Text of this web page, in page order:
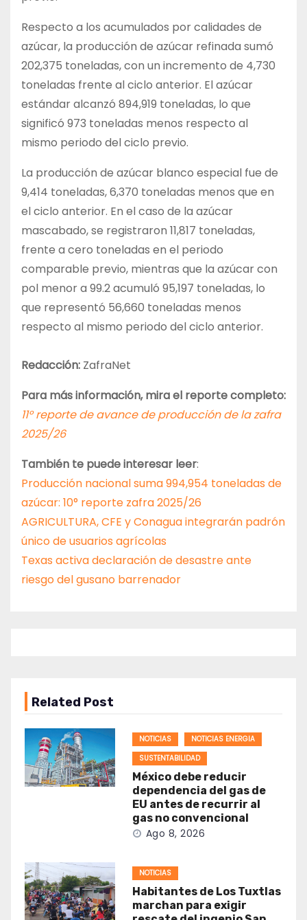
Respecto a los acumulados por calidades de
azúcar, la producción de azúcar refinada sumó
202,375 toneladas, con un incremento de 4,730
toneladas frente al ciclo anterior. El azúcar
estándar alcanzó 894,919 toneladas, lo que
significó 973 toneladas menos respecto al
mismo periodo del ciclo previo.
La producción de azúcar blanco especial fue de
9,414 toneladas, 6,370 toneladas menos que en
el ciclo anterior. En el caso de la azúcar
mascabado, se registraron 11,817 toneladas,
frente a cero toneladas en el periodo
comparable previo, mientras que la azúcar con
pol menor a 99.2 acumuló 95,197 toneladas, lo
que representó 56,660 toneladas menos
respecto al mismo periodo del ciclo anterior.
Redacción: ZafraNet
Para más información, mira el reporte completo:
11° reporte de avance de producción de la zafra
2025/26
También te puede interesar leer:
Producción nacional suma 994,954 toneladas de
azúcar: 10° reporte zafra 2025/26
AGRICULTURA, CFE y Conagua integrarán padrón
único de usuarios agrícolas
Texas activa declaración de desastre ante
riesgo del gusano barrenador
Related Post
NOTICIAS
NOTICIAS ENERGIA
SUSTENTABILIDAD
México debe reducir
dependencia del gas de
EU antes de recurrir al
gas no convencional
Ago 8, 2026
NOTICIAS
Habitantes de Los Tuxtlas
marchan para exigir